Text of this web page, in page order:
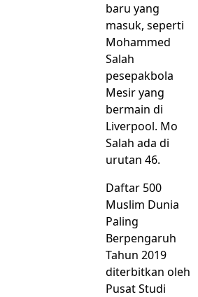
baru yang
masuk, seperti
Mohammed
Salah
pesepakbola
Mesir yang
bermain di
Liverpool. Mo
Salah ada di
urutan 46.
Daftar 500
Muslim Dunia
Paling
Berpengaruh
Tahun 2019
diterbitkan oleh
Pusat Studi